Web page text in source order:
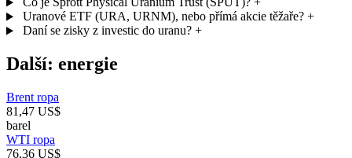
Uranové ETF (URA, URNM), nebo přímá akcie těžaře? +
Daní se zisky z investic do uranu? +
Další: energie
Brent ropa
81,47 US$
barel
WTI ropa
76,36 US$